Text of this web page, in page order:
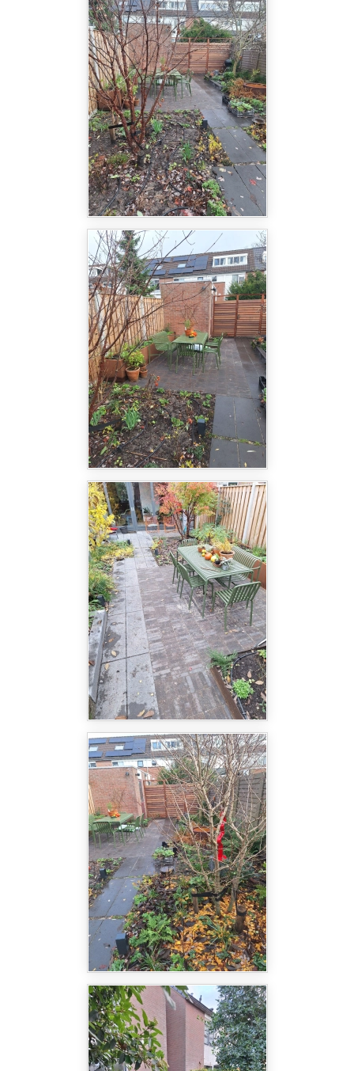
hoogtepunten werd geprezen. Haar ontwerpen
staan bekend om hun doordachte gebruik van
materialen, de balans tussen beplanting en
verharding, en het slimme gebruik van ruimte. In
deze tuin in Den Haag heeft ze een stijlvol
evenwicht bereikt tussen geometrie en natuur.
Bij dit project heeft Svetlana gekozen voor een
combinatie van gebakken klinkers en Schellevis
tegels. Deze materialen zorgen voor een strakke,
moderne uitstraling en dragen bij aan de duurzame
en tijdloze sfeer van de tuin. De verharding is
zorgvuldig verdeeld over de ruimte, met een
perfecte balans van 50% beplanting en 50%
verharding. Dit zorgt voor een gevoel van ruimte en
openheid, terwijl het tegelijkertijd de tuin
uitnodigend maakt.
De tuin bevat verder opvallende elementen zoals
Cortenstalen accenten, die zowel functioneel als
esthetisch een meerwaarde bieden. De Cortenstaal
elementen, zoals verhoogde borderranden en
plantenbakken, vormen een mooi contrast met de
strakke lijnen en de natuurlijke materialen van de
tuin. Deze elementen geven de tuin een
ongedwongenheid die perfect samengaat met de
organische vormen van de beplanting.
Een bijzonder element in deze tuin is de ronde
watertafel, die als centraal water-element
fungeert. Dit waterelement brengt niet alleen rust
en sereniteit, maar zorgt ook voor een subtiel
geluid van stromend water, wat de tuin nog
uitnodigender maakt. Het water fungeert als
visueel rustpunt, waar men kan ontspannen en
genieten van de natuurlijke schoonheid.
Kortom, dit tuinontwerp van Svetlana Lavrentyeva
in Den Haag is een perfect voorbeeld van hoe een
doordachte indeling en het gebruik van
hoogwaardige materialen samenkomen in een tuin
die zowel visueel als functioneel in balans is. Het is
een ruimte die uitnodigt tot rust, maar ook de
moderne, strakke stijl benadrukt die Svetlana zo